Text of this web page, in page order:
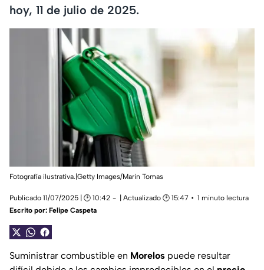
hoy, 11 de julio de 2025.
Fotografía ilustrativa.|Getty Images/Marin Tomas
Publicado 11/07/2025 | 🕑 10:42 | Actualizado 🕑 15:47
1 minuto lectura
Escrito por: Felipe Caspeta
Suministrar combustible en Morelos puede resultar